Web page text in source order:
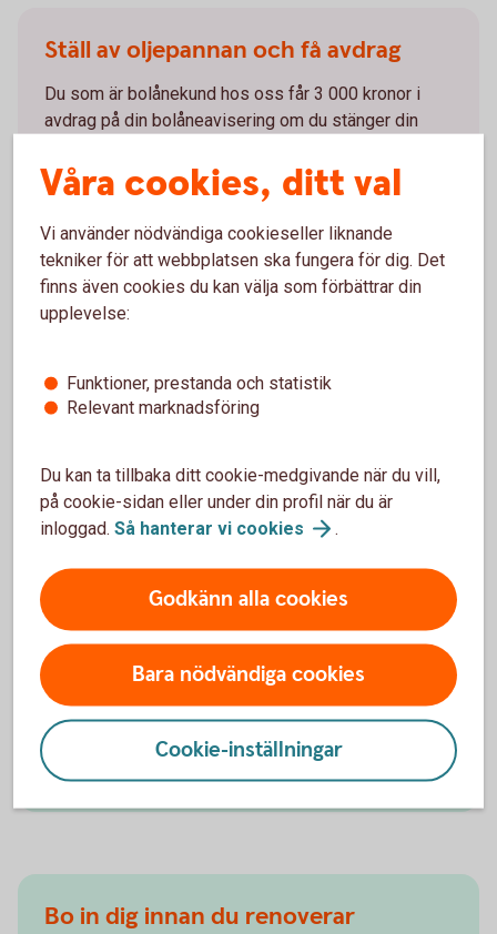
Ställ av oljepannan och få avdrag
Du som är bolånekund hos oss får 3 000 kronor i
avdrag på din bolåneavisering om du stänger din
Ställ avoljepannan
Välj material med låg inverkan på
Tänk material som går att återanvända eller gör så
liten inverkan på miljön som möjligt. Idag finns
många miljövänliga färger, ekotapeter och andra
miljövänliga byggmaterial, och också specialiserade
byggnadsvårdsbutiker med bra expertis.
Om du river ut material eller möbler, försök att
skänka bort, sälja av eller ta till återvinningscentral
så att så mycket som möjligt av materialet kan
återanvändas. Använder du leverantörer, kolla då upp
deras miljöarbete och vad de använder för material.
Bo in dig innan du renoverar
Våra cookies, ditt val
Vi använder nödvändiga cookieseller liknande
tekniker för att webbplatsen ska fungera för dig. Det
finns även cookies du kan välja som förbättrar din
upplevelse:
Funktioner, prestanda och statistik
Relevant marknadsföring
Du kan ta tillbaka ditt cookie-medgivande när du vill,
på cookie-sidan eller under din profil när du är
inloggad. Så hanterar vi cookies .
Godkänn alla cookies
Bara nödvändiga cookies
Cookie-inställningar